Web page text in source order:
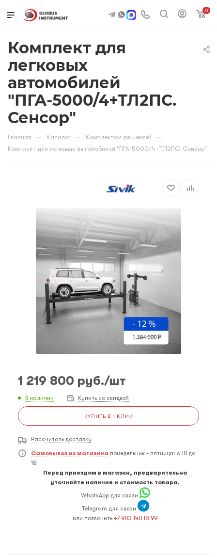
0
Комплект для
легковых
автомобилей
"ПГА-5000/4+ТЛ2ПС.
Сенсор"
Главная — Каталог — Комплектом дешевле! —
Комплект для легковых автомобилей "ПГА-5000/4+ТЛ2ПС. Сенсор"
1 219 800 руб./шт
В наличии Купить со скидкой
КУПИТЬ В 1 КЛИК
Рассчитать доставку
Самовывоз из магазина понедельник - пятница: с 10 до
18
Перед приездом в магазин, предварительно
уточняйте наличие и стоимость товара.
WhatsApp для связи
Telegram для связи
или позвонить +7 903 140 18 99